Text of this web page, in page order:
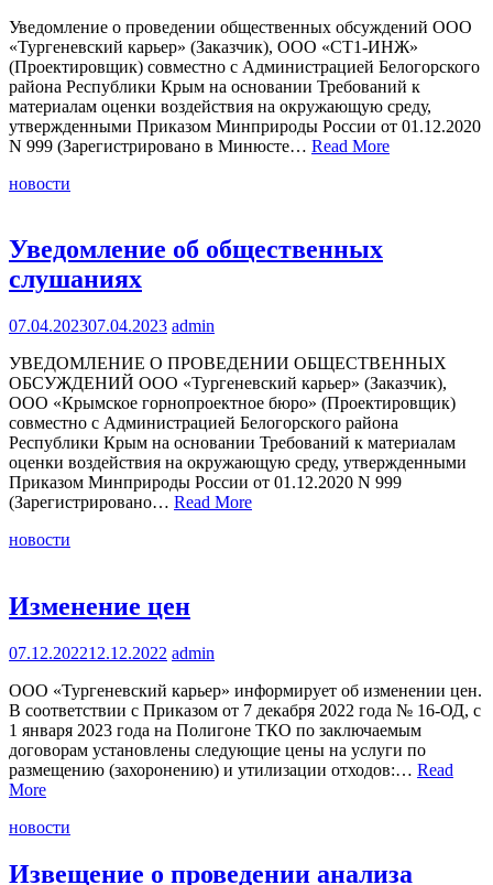
Уведомление о проведении общественных обсуждений ООО
«Тургеневский карьер» (Заказчик), ООО «СТ1-ИНЖ»
(Проектировщик) совместно с Администрацией Белогорского
района Республики Крым на основании Требований к
материалам оценки воздействия на окружающую среду,
утвержденными Приказом Минприроды России от 01.12.2020
N 999 (Зарегистрировано в Минюсте… Read More
новости
Уведомление об общественных
слушаниях
07.04.202307.04.2023 admin
УВЕДОМЛЕНИЕ О ПРОВЕДЕНИИ ОБЩЕСТВЕННЫХ
ОБСУЖДЕНИЙ ООО «Тургеневский карьер» (Заказчик),
ООО «Крымское горнопроектное бюро» (Проектировщик)
совместно с Администрацией Белогорского района
Республики Крым на основании Требований к материалам
оценки воздействия на окружающую среду, утвержденными
Приказом Минприроды России от 01.12.2020 N 999
(Зарегистрировано… Read More
новости
Изменение цен
07.12.202212.12.2022 admin
ООО «Тургеневский карьер» информирует об изменении цен.
В соответствии с Приказом от 7 декабря 2022 года № 16-ОД, с
1 января 2023 года на Полигоне ТКО по заключаемым
договорам установлены следующие цены на услуги по
размещению (захоронению) и утилизации отходов:… Read
More
новости
Извещение о проведении анализа